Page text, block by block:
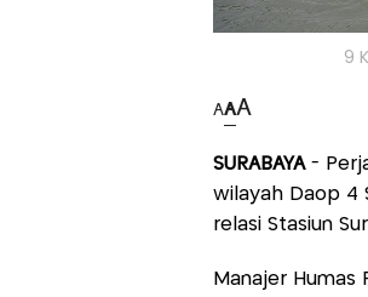
9
AAA
SURABAYA -
wilayah Daop 4
relasi Stasiun
Manajer Humas